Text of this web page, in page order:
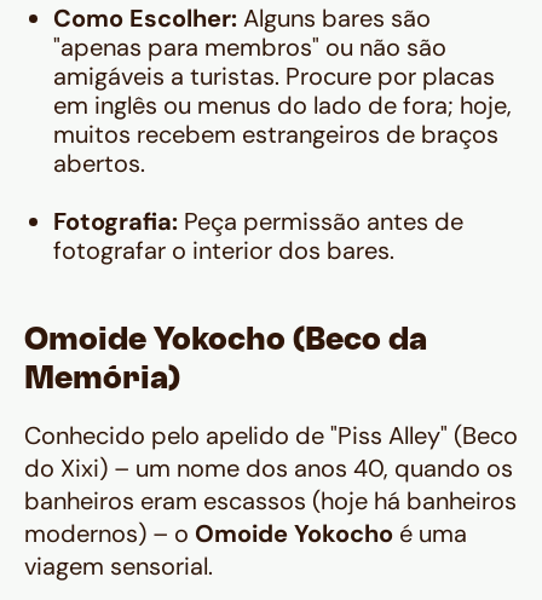
Como Escolher:Alguns bares são
"apenas para membros" ou não são
amigáveis a turistas. Procure por placas
em inglês ou menus do lado de fora; hoje,
muitos recebem estrangeiros de braços
abertos.
Fotografia: Peça permissão antes de
fotografar o interior dos bares.
Omoide Yokocho (Beco da
Memória)
Conhecido pelo apelido de "Piss Alley" (Beco
do Xixi) – um nome dos anos 40, quando os
banheiros eram escassos (hoje há banheiros
modernos) – o Omoide Yokocho é uma
viagem sensorial.